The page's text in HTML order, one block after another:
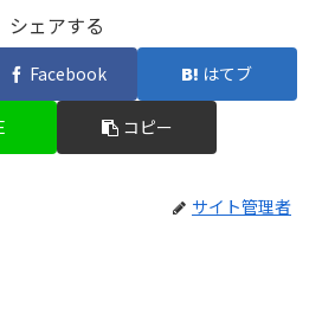
シェアする
Facebook はてブ
コピー
サイト管理者